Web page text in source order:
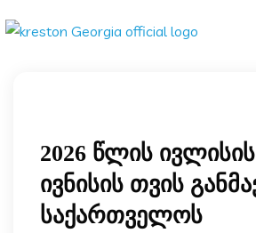
2026 წლის ივლისისა და
ივნისის თვის
საქართველოს